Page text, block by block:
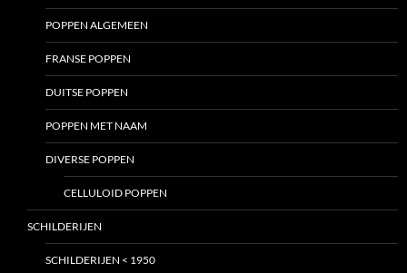
POPPEN ALGEMEEN
FRANSE POPPEN
DUITSE POPPEN
POPPEN MET NAAM
DIVERSE POPPEN
CELLULOID POPPEN
SCHILDERIJEN
SCHILDERIJEN < 1950